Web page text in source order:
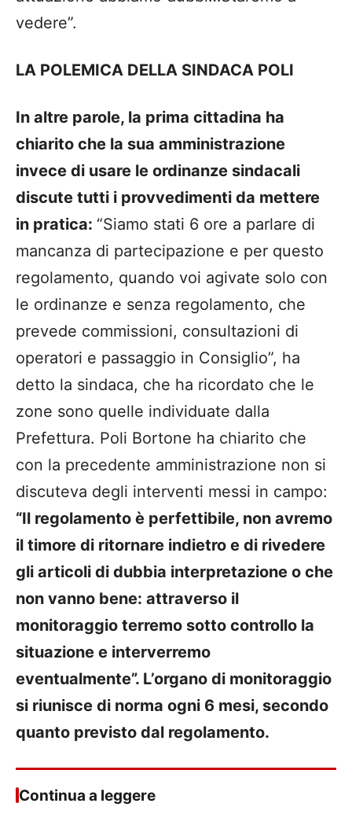
vedere”.
LA POLEMICA DELLA SINDACA POLI
In altre parole, la prima cittadina ha
chiarito che la sua amministrazione
invece di usare le ordinanze sindacali
discute tutti i provvedimenti da mettere
in pratica: “Siamo stati 6 ore a parlare di
mancanza di partecipazione e per questo
regolamento, quando voi agivate solo con
le ordinanze e senza regolamento, che
prevede commissioni, consultazioni di
operatori e passaggio in Consiglio”, ha
detto la sindaca, che ha ricordato che le
zone sono quelle individuate dalla
Prefettura. Poli Bortone ha chiarito che
con la precedente amministrazione non si
discuteva degli interventi messi in campo:
“Il regolamento è perfettibile, non avremo
il timore di ritornare indietro e di rivedere
gli articoli di dubbia interpretazione o che
non vanno bene: attraverso il
monitoraggio terremo sotto controllo la
situazione e interverremo
eventualmente”. L’organo di monitoraggio
si riunisce di norma ogni 6 mesi, secondo
quanto previsto dal regolamento.
Continua a leggere